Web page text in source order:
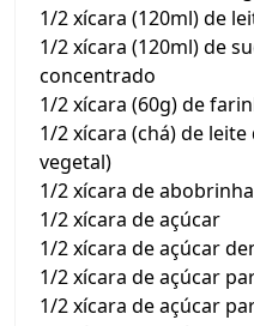
1/2 xícara (120ml) de
1/2 xícara (120ml) de
concentrado
1/2 xícara (60g) de
1/2 xícara (chá) de
vegetal)
1/2 xícara de
1/2 xícara de açúcar
1/2 xícara de açúcar
1/2 xícara de açúcar
1/2 xícara de açúcar